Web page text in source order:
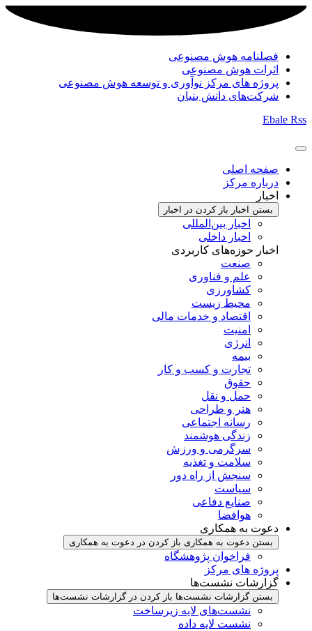
فصلنامه هوش مصنوعی
اثرات هوش مصنوعی
پروژه های مرکز نوآوری و توسعه هوش مصنوعی
شرکت‌های دانش بنیان
Ebale Rss
صفحه اصلی
درباره مرکز
اخبار
بستن اخبار باز کردن در اخبار
اخبار بین‌المللی
اخبار داخلی
اخبار حوزه‌های کاربردی
صنعت
علم و فناوری
کشاورزی
محیط زیست
اقتصاد و خدمات مالی
امنیت
انرژی
بیمه
تجارت و کسب و کار
حقوق
حمل و نقل
هنر و طراحی
رسانه اجتماعی
زندگی هوشمند
سرگرمی و ورزش
سلامت و تغذیه
سنجش از راه دور
سیاست
صنایع دفاعی
هوافضا
دعوت به همکاری
بستن دعوت به همکاری باز کردن در دعوت به همکاری
فراخوان پژوهشگاه
پروژه های مرکز
گزارشات نشست‌ها
بستن گزارشات نشست‌ها باز کردن در گزارشات نشست‌ها
نشست‌‌های لایه زیرساخت
نشست لایه داده